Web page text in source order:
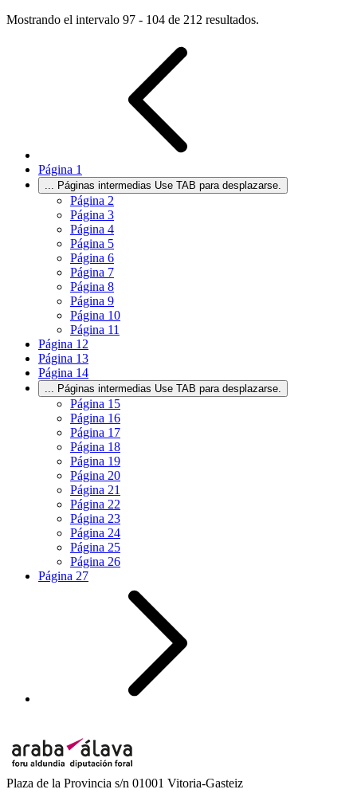
Mostrando el intervalo 97 - 104 de 212 resultados.
Página 1
Páginas intermedias Use TAB para desplazarse.
Página 2
Página 3
Página 4
Página 5
Página 6
Página 7
Página 8
Página 9
Página 10
Página 11
Página 12
Página 13
Página 14
Páginas intermedias Use TAB para desplazarse.
Página 15
Página 16
Página 17
Página 18
Página 19
Página 20
Página 21
Página 22
Página 23
Página 24
Página 25
Página 26
Página 27
Plaza de la Provincia s/n 01001 Vitoria-Gasteiz